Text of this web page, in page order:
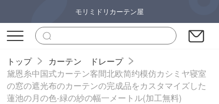
モリミドリカーテン屋
トップ
カーテン ドレープ
黛恩糸中国式カーテン客間北欧简约模仿カシミヤ寝室
の窓の遮光布のカーテンの完成品をカスタマイズした
蓮池の月の色-緑の紗の幅一メートル(加工無料)